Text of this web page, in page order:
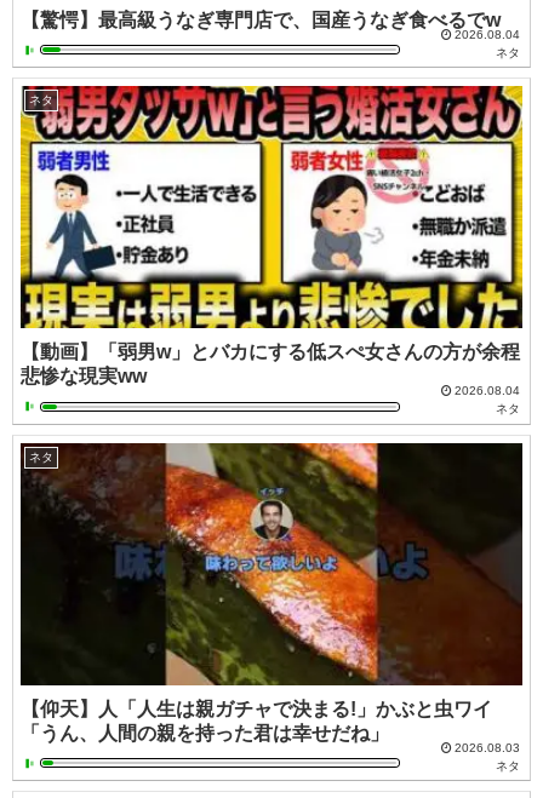
【驚愕】最高級うなぎ専門店で、国産うなぎ食べるでw
2026.08.04
ネタ
ネタ
【動画】「弱男w」とバカにする低スぺ女さんの方が余程
悲惨な現実ww
2026.08.04
ネタ
ネタ
【仰天】人「人生は親ガチャで決まる!」かぶと虫ワイ
「うん、人間の親を持った君は幸せだね」
2026.08.03
ネタ